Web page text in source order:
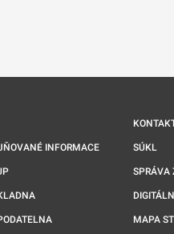
INFORMACE SÚKL
SPRÁVA
MAPA